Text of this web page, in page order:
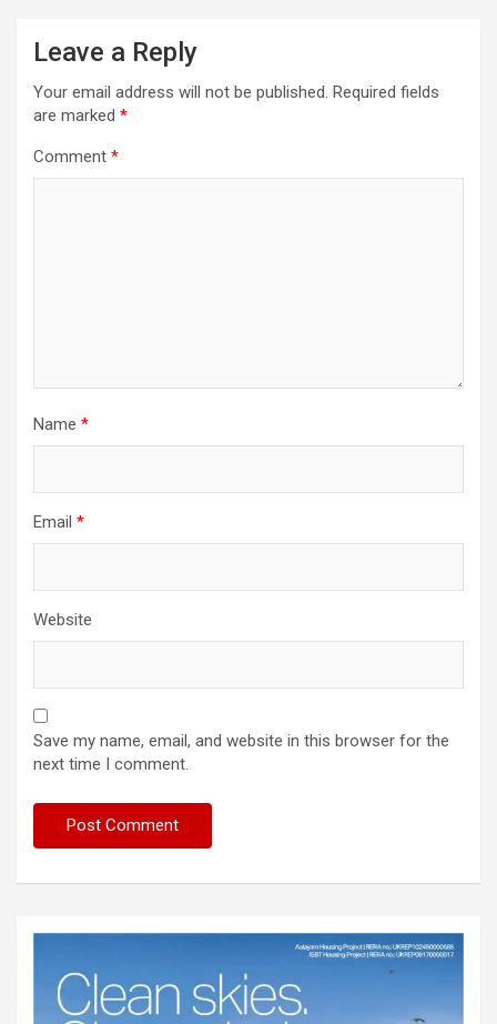
Leave a Reply
Your email address will not be published. Required fields
are marked *
Comment *
Name *
Email *
Website
Save my name, email, and website in this browser for the
next time I comment.